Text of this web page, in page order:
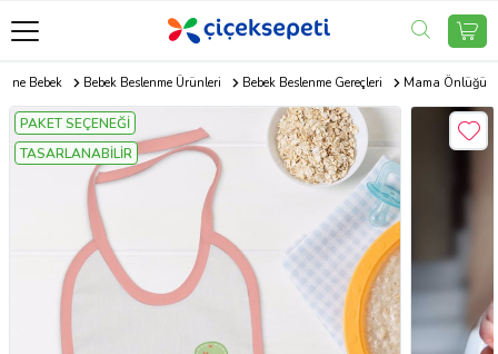
Bebek Bebek Beslenme Ürünleri Bebek Beslenme Gereçleri Mama Önlüğü
PAKET SEÇENEĞİ
TASARLANABİLİR